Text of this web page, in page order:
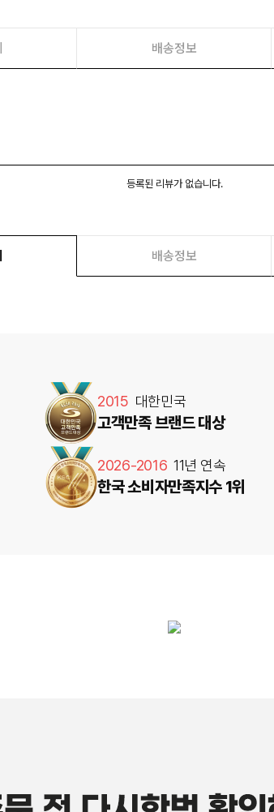
배송정보
등록된 리뷰가 없습니다.
배송정보
2015 대한민국
고객만족 브랜드 대상
2026-2016 11년 연속
한국 소비자만족지수 1위